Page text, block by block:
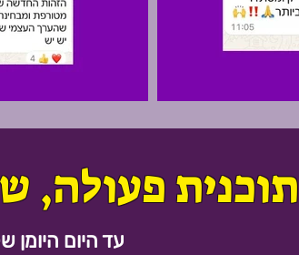
תוכנית פעולה,
עד היום היומן